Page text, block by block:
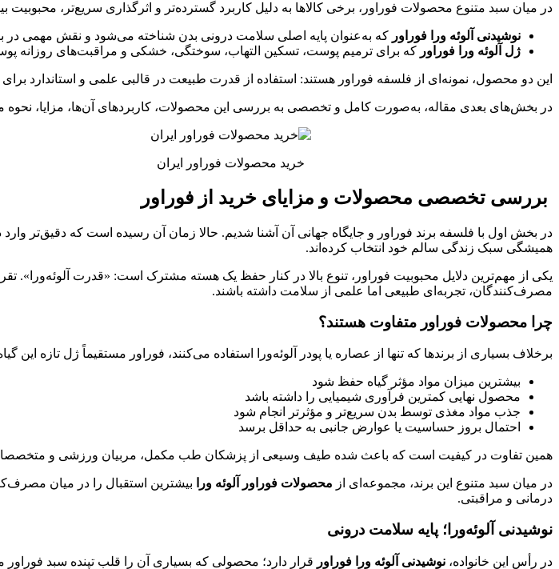
در میان سبد متنوع محصولات فوراور، برخی کالاها به دلیل کاربرد گسترده‌تر و اثرگذاری سریع‌تر،
نوشیدنی آلوئه ورا فوراور که به‌عنوان پایه اصلی سلامت درونی بدن شناخته می‌شود و نقش مهمی در
ژل آلوئه ورا فوراور که برای ترمیم پوست، تسکین التهاب، سوختگی، خشکی و مراقبت‌های روزانه
این دو محصول، نمونه‌ای از فلسفه فوراور هستند: استفاده از قدرت طبیعت در قالبی علمی و استاندارد
در بخش‌های بعدی مقاله، به‌صورت کامل و تخصصی به بررسی این محصولات، کاربردهای آن‌ها، مزایا،
خرید محصولات فوراور ایران
بررسی تخصصی محصولات و مزایای خرید از فوراور
در بخش اول با فلسفه برند فوراور و جایگاه جهانی آن آشنا شدیم. حالا زمان آن رسیده است که دقیق‌تر وارد
همیشگی سبک زندگی سالم خود انتخاب کرده‌اند.
یکی از مهم‌ترین دلایل محبوبیت فوراور، تنوع بالا در کنار حفظ یک هسته مشترک است: «قدرت آلوئه‌ورا».
مصرف‌کنندگان، تجربه‌ای طبیعی اما علمی از سلامت داشته باشند.
چرا محصولات فوراور متفاوت هستند؟
برخلاف بسیاری از برندها که تنها از عصاره یا پودر آلوئه‌ورا استفاده می‌کنند، فوراور مستقیماً ژل تازه
بیشترین میزان مواد مؤثر گیاه حفظ شود
محصول نهایی کمترین فرآوری شیمیایی را داشته باشد
جذب مواد مغذی توسط بدن سریع‌تر و مؤثرتر انجام شود
احتمال بروز حساسیت یا عوارض جانبی به حداقل برسد
همین تفاوت در کیفیت است که باعث شده طیف وسیعی از پزشکان طب مکمل، مربیان ورزشی و متخصصان
در میان سبد متنوع این برند، مجموعه‌ای از محصولات فوراور آلوئه ورا
بیشترین استقبال را در میان
درمانی و مراقبتی.
نوشیدنی آلوئه‌ورا؛ پایه سلامت درونی
در رأس این خانواده، نوشیدنی آلوئه ورا فوراور قرار دارد؛ محصولی که بسیاری آن را قلب تپنده سبد